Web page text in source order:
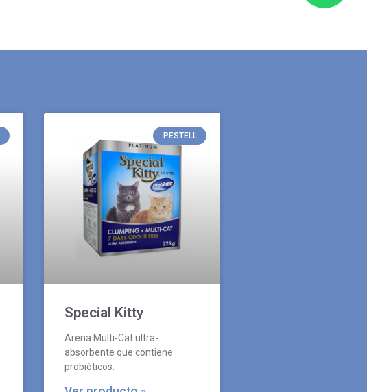
PESTELL
Special Kitty
Arena Multi-Cat ultra-
absorbente que contiene
probióticos.